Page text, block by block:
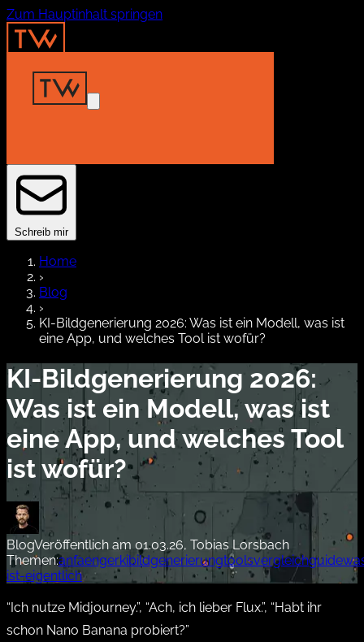
Zum Hauptinhalt springen
Home
Insights
Projekte
Schreib mir
Home
›
Blog
›
KI-Bildgenerierung 2026: Was ist ein Modell, was ist
eine App, und welches Tool ist wofür?
KI-Bildgenerierung 2026:
Was ist ein Modell, was ist
eine App, und welches Tool
ist wofür?
BlogVeröffentlich am 01.03.26, Tobias Lorsbach
Themen:anfaengerkibildgenerierungtoolsvergleichguide
ist-eigentlich
“Ich nutze Midjourney.”, “Ach, ich lieber Flux.”, “Habt ihr
schon Nano Banana probiert?”